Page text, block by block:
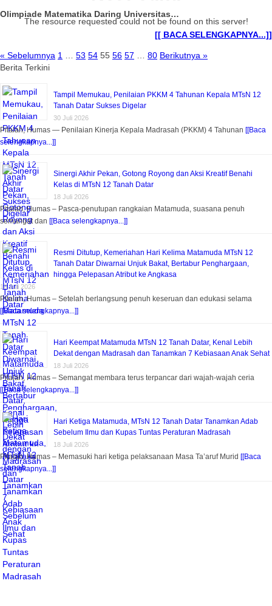
Olimpiade Matematika Daring Universitas…
[[ BACA SELENGKAPNYA...]]
« Sebelumnya 1 53 54 55 56 57 80 Berikutnya »
Berita Terkini
Tampil Memukau, Penilaian PKKM 4 Tahunan Kepala MTsN 12
Tanah Datar Sukses Digelar
30 Juli 2026
Pitalah, Humas — Penilaian Kinerja Kepala Madrasah (PKKM) 4 Tahunan [[Baca
selengkapnya...]]
Sinergi Akhir Pekan, Gotong Royong dan Aksi Kreatif Benahi
Kelas di MTsN 12 Tanah Datar
18 Juli 2026
Pitalah, Humas – Pasca-penutupan rangkaian Matamuda, suasana penuh
semangat dan [[Baca selengkapnya...]]
Resmi Ditutup, Kemeriahan Hari Kelima Matamuda MTsN 12
Tanah Datar Diwarnai Unjuk Bakat, Bertabur Penghargaan,
hingga Pelepasan Atribut ke Angkasa
18 Juli 2026
Pitalah, Humas – Setelah berlangsung penuh keseruan dan edukasi selama
[[Baca selengkapnya...]]
Hari Keempat Matamuda MTsN 12 Tanah Datar, Kenal Lebih
Dekat dengan Madrasah dan Tanamkan 7 Kebiasaan Anak Sehat
18 Juli 2026
Pitalah, Humas – Semangat membara terus terpancar dari wajah-wajah ceria
[[Baca selengkapnya...]]
Hari Ketiga Matamuda, MTsN 12 Tanah Datar Tanamkan Adab
Sebelum Ilmu dan Kupas Tuntas Peraturan Madrasah
18 Juli 2026
Pitalah, Humas – Memasuki hari ketiga pelaksanaan Masa Ta’aruf Murid [[Baca
selengkapnya...]]
The resource requested could not be found on this server!